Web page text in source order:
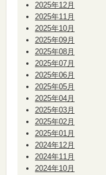
2025年12月
2025年11月
2025年10月
2025年09月
2025年08月
2025年07月
2025年06月
2025年05月
2025年04月
2025年03月
2025年02月
2025年01月
2024年12月
2024年11月
2024年10月